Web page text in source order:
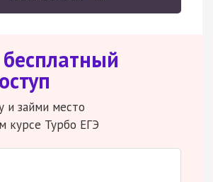
и займи место
курсе Турбо ЕГЭ